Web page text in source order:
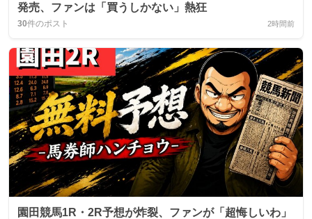
発売、ファンは「買うしかない」熱狂
30件のポスト 2時間前
園田競馬1R・2R予想が炸裂、ファンが「超悔しいわ」